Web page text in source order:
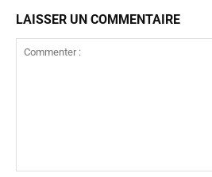
LAISSER UN COMMENTAIRE